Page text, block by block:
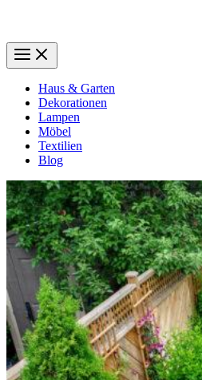
Haus & Garten
Dekorationen
Lampen
Möbel
Textilien
Blog